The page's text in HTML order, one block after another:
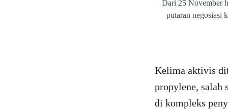
Dari 25 November
putaran negosiasi
Kelima aktivis
propylene, salah
di kompleks